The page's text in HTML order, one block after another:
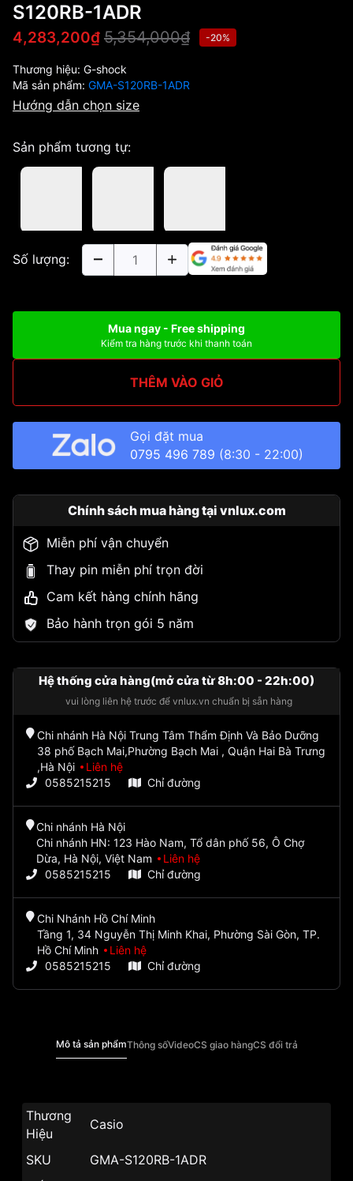
S120RB-1ADR
4,283,200₫ 5,354,000₫ -20%
Thương hiệu: G-shock
Mã sản phẩm: GMA-S120RB-1ADR
Hướng dẫn chọn size
Sản phẩm tương tự:
Số lượng:
Mua ngay - Free shipping
Kiểm tra hàng trước khi thanh toán
THÊM VÀO GIỎ
Gọi đặt mua
0795 496 789 (8:30 - 22:00)
Chính sách mua hàng tại vnlux.com
Miễn phí vận chuyển
Thay pin miễn phí trọn đời
Cam kết hàng chính hãng
Bảo hành trọn gói 5 năm
Hệ thống cửa hàng(mở cửa từ 8h:00 - 22h:00)
vui lòng liên hệ trước để vnlux.vn chuẩn bị sẵn hàng
Chi nhánh Hà Nội Trung Tâm Thẩm Định Và Bảo Dưỡng
38 phố Bạch Mai,Phường Bạch Mai , Quận Hai Bà Trưng
,Hà Nội
Liên hệ
0585215215
Chỉ đường
Chi nhánh Hà Nội
Chi nhánh HN: 123 Hào Nam, Tổ dân phố 56, Ô Chợ
Dừa, Hà Nội, Việt Nam
Liên hệ
0585215215
Chỉ đường
Chi Nhánh Hồ Chí Minh
Tầng 1, 34 Nguyễn Thị Minh Khai, Phường Sài Gòn, TP.
Hồ Chí Minh
Liên hệ
0585215215
Chỉ đường
Mô tả sản phẩmThông sốVideoCS giao hàngCS đổi trả
Thương
Hiệu
Casio
SKU
GMA-S120RB-1ADR